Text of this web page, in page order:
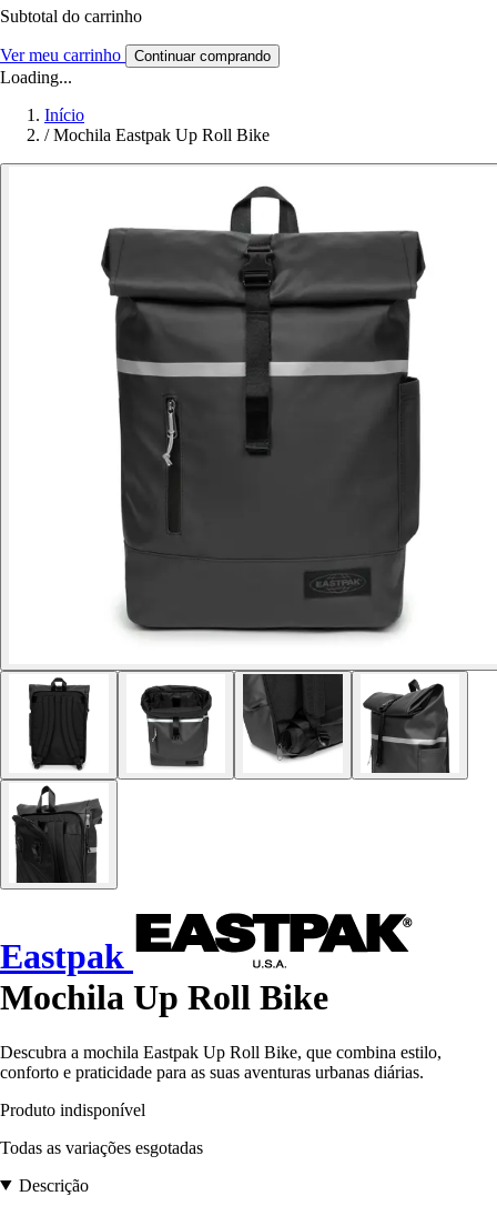
Subtotal do carrinho
Ver meu carrinho Continuar comprando
Loading...
Início
/ Mochila Eastpak Up Roll Bike
Eastpak
Mochila Up Roll Bike
Descubra a mochila Eastpak Up Roll Bike, que combina estilo,
conforto e praticidade para as suas aventuras urbanas diárias.
Produto indisponível
Todas as variações esgotadas
Descrição